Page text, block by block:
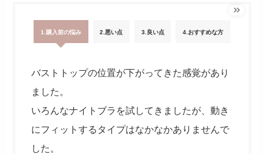
1.購入前の悩み 2.悪い点 3.良い点 4.おすすめな方
バストトップの位置が下がってきた感覚があり
ました。
いろんなナイトブラを試してきましたが、動き
にフィットするタイプはなかなかありませんで
した。